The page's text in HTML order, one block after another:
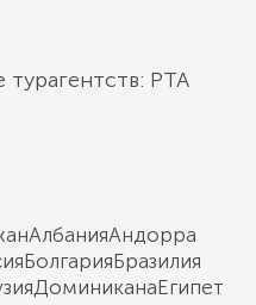
РТА
АлбанияАндорра
БолгарияБразилия
ДоминиканаЕгипет